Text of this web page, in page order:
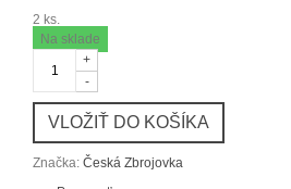
2 ks.
Na sklade
-
+
VLOŽIŤ DO KOŠÍKA
Značka: Česká Zbrojovka